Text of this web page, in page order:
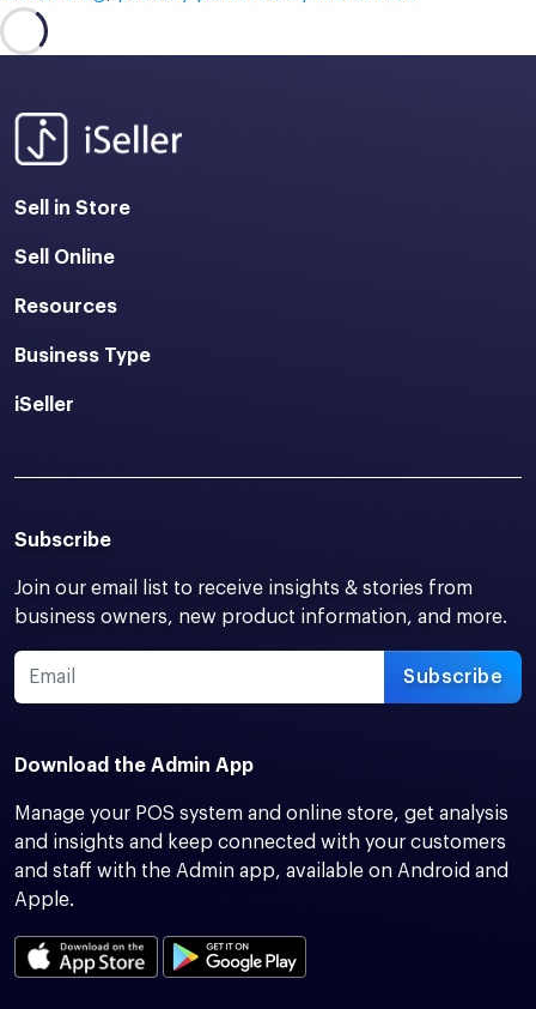
Sell in Store
Sell Online
Resources
Business Type
iSeller
Subscribe
Join our email list to receive insights & stories from
business owners, new product information, and more.
Subscribe
Download the Admin App
Manage your POS system and online store, get analysis
and insights and keep connected with your customers
and staff with the Admin app, available on Android and
Apple.